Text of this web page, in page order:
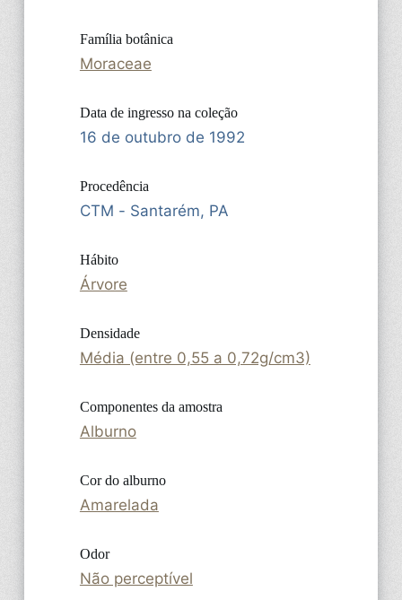
Família botânica
Moraceae
Data de ingresso na coleção
16 de outubro de 1992
Procedência
CTM - Santarém, PA
Hábito
Árvore
Densidade
Média (entre 0,55 a 0,72g/cm3)
Componentes da amostra
Alburno
Cor do alburno
Amarelada
Odor
Não perceptível